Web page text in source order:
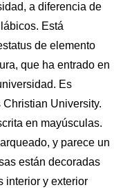
a diferencia de
Está
de elemento
que ha entrado en
Es
University.
en mayúsculas.
y parece un
están decoradas
interior y exterior